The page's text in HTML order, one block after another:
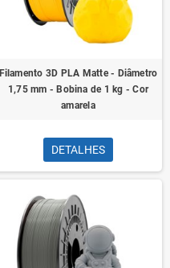
Filamento 3D PLA Matte - Diâmetro
1,75 mm - Bobina de 1 kg - Cor
amarela
DETALHES